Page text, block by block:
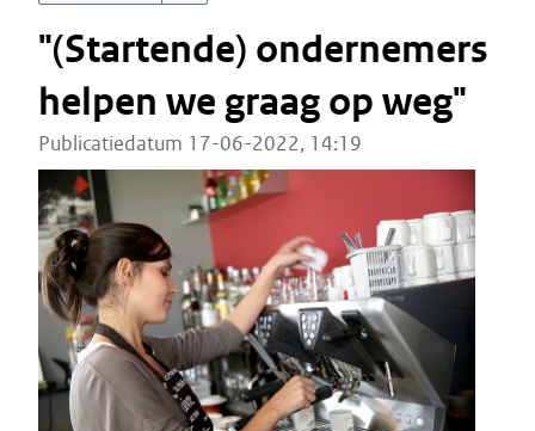
"(Startende) ondernemers
helpen we graag op weg"
Publicatiedatum 17-06-2022, 14:19